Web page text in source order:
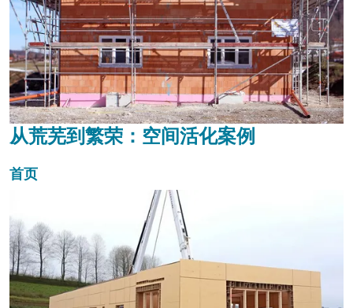
从荒芜到繁荣：空间活化案例
首页